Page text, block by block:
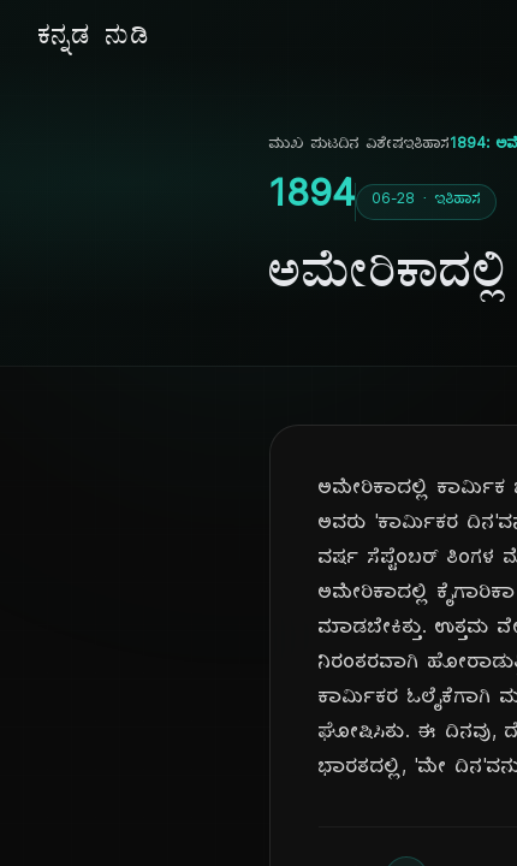
ಕನ್ನಡ ನುಡಿ
ಮುಖ ಪುಟದಿನ ವಿಶೇಷಇತಿಹಾಸ1894:
1894 06-28 · ಇತಿಹಾಸ
ಅಮೇರಿಕಾದಲ್ಲಿ ಕಾರ್ಮಿಕ
ಅವರು 'ಕಾರ್ಮಿಕರ
ವರ್ಷ ಸೆಪ್ಟೆಂಬರ್ ತಿಂಗಳ
ಅಮೇರಿಕಾದಲ್ಲಿ
ಮಾಡಬೇಕಿತ್ತು. ಉತ್ತಮ
ನಿರಂತರವಾಗಿ
ಕಾರ್ಮಿಕರ ಓಲೈಕೆಗಾಗಿ
ಘೋಷಿಸಿತು. ಈ ದಿನವು,
ಭಾರತದಲ್ಲಿ, 'ಮೇ